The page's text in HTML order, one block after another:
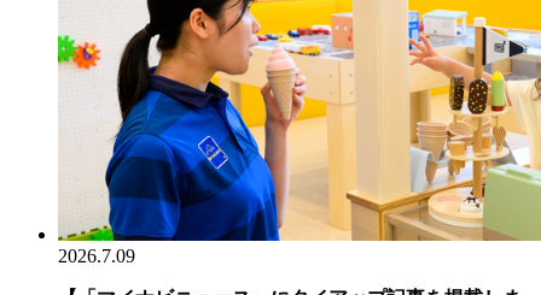
2026.7.09